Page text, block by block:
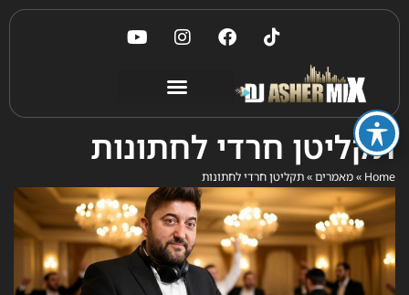
תקליטן חרדי לחתונות
Home
»מאמרים»תקליטן חרדי לחתונות